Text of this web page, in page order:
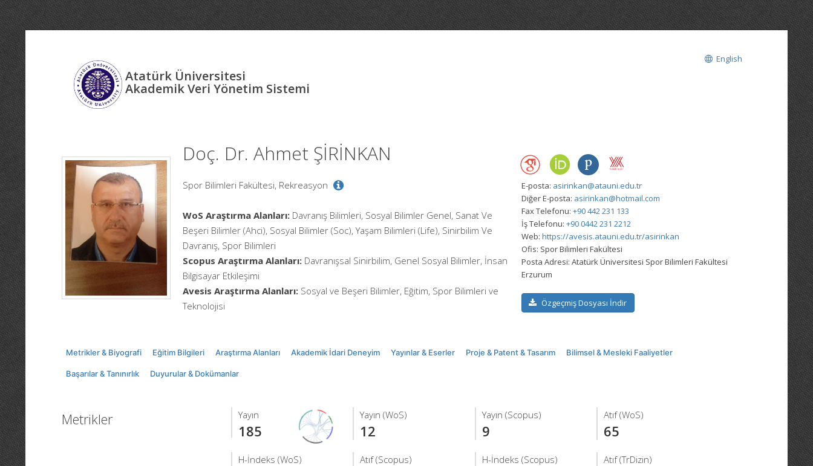
Atatürk Üniversitesi
Akademik Veri Yönetim Sistemi
English
Doç. Dr. Ahmet ŞİRİNKAN
Spor Bilimleri Fakültesi, Rekreasyon
WoS Araştırma Alanları: Davranış Bilimleri, Sosyal Bilimler Genel, Sanat Ve
Beşeri Bilimler (Ahci), Sosyal Bilimler (Soc), Yaşam Bilimleri (Life), Sinirbilim Ve
Davranış, Spor Bilimleri
Scopus Araştırma Alanları: Davranışsal Sinirbilim, Genel Sosyal Bilimler, İnsan
Bilgisayar Etkileşimi
Avesis Araştırma Alanları: Sosyal ve Beşeri Bilimler, Eğitim, Spor Bilimleri ve
Teknolojisi
E-posta: asirinkan@atauni.edu.tr
Diğer E-posta: asirinkan@hotmail.com
Fax Telefonu: +90 442 231 133
İş Telefonu: +90 0442 231 2212
Web: https://avesis.atauni.edu.tr/asirinkan
Ofis: Spor Bilimleri Fakültesi
Posta Adresi: Atatürk Üniversitesi Spor Bilimleri Fakültesi
Erzurum
Özgeçmiş Dosyası İndir
Metrikler & Biyografi Eğitim Bilgileri Araştırma Alanları Akademik İdari Deneyim Yayınlar & Eserler Proje & Patent & Tasarım Bilimsel & Mesleki Faaliyetler
Başarılar & Tanınırlık Duyurular & Dokümanlar
Metrikler Yayın
185
Yayın (WoS)
12
Yayın (Scopus)
9
Atıf (WoS)
65
H-İndeks (WoS) Atıf (Scopus) H-İndeks (Scopus) Atıf (TrDizin)